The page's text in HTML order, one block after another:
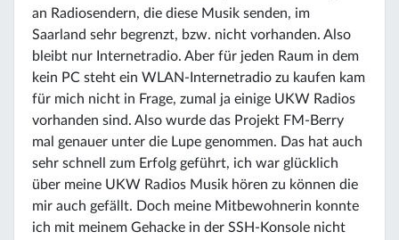
an Radiosendern, die diese Musik senden, im
Saarland sehr begrenzt, bzw. nicht vorhanden. Also
bleibt nur Internetradio. Aber für jeden Raum in dem
kein PC steht ein WLAN-Internetradio zu kaufen kam
für mich nicht in Frage, zumal ja einige UKW Radios
vorhanden sind. Also wurde das Projekt FM-Berry
mal genauer unter die Lupe genommen. Das hat auch
sehr schnell zum Erfolg geführt, ich war glücklich
über meine UKW Radios Musik hören zu können die
mir auch gefällt. Doch meine Mitbewohnerin konnte
ich mit meinem Gehacke in der SSH-Konsole nicht